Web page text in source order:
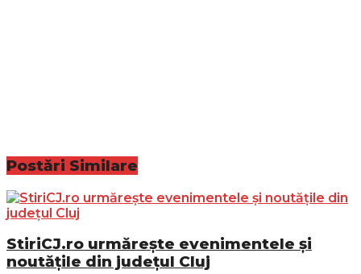
Postări Similare
StiriCJ.ro urmărește evenimentele și
noutățile din județul Cluj